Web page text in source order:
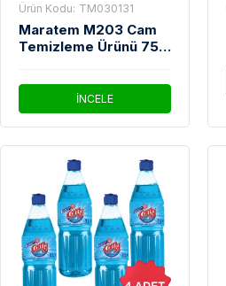
Ürün Kodu: TM030131
Maratem M203 Cam
Temizleme Ürünü 750
İNCELE